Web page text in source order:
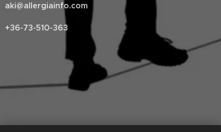
aki@allergiainfo.com
+36-73-510-363